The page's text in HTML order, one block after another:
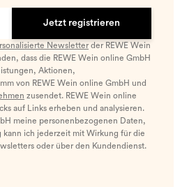
Jetzt registrieren
Newsletterder REWE Wein
dass die REWE Wein online GmbH
Aktionen,
von REWE Wein online GmbH und
zusendet. REWE Wein online
auf Links erheben und analysieren.
meine personenbezogenen Daten,
kann ich jederzeit mit Wirkung für die
oder über den Kundendienst.